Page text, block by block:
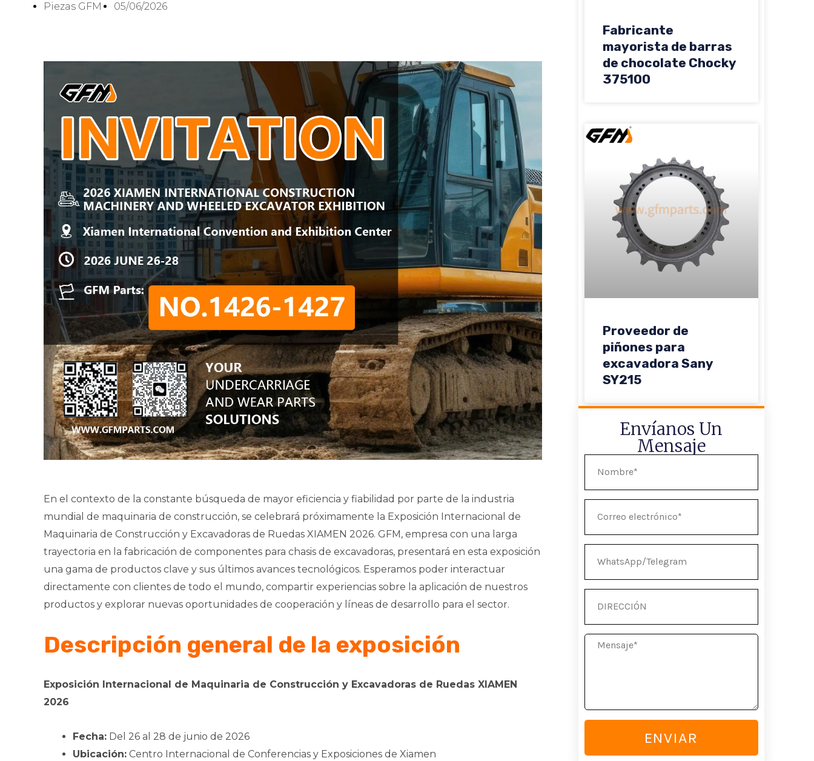
Piezas GFM 05/06/2026
En el contexto de la constante búsqueda de mayor eficiencia y fiabilidad por parte de la industria
mundial de maquinaria de construcción, se celebrará próximamente la Exposición Internacional de
Maquinaria de Construcción y Excavadoras de Ruedas XIAMEN 2026. GFM, empresa con una larga
trayectoria en la fabricación de componentes para chasis de excavadoras, presentará en esta exposición
una gama de productos clave y sus últimos avances tecnológicos. Esperamos poder interactuar
directamente con clientes de todo el mundo, compartir experiencias sobre la aplicación de nuestros
productos y explorar nuevas oportunidades de cooperación y líneas de desarrollo para el sector.
Descripción general de la exposición
Exposición Internacional de Maquinaria de Construcción y Excavadoras de Ruedas XIAMEN
2026
Fecha: Del 26 al 28 de junio de 2026
Ubicación: Centro Internacional de Conferencias y Exposiciones de Xiamen
Fabricante
mayorista de barras
de chocolate Chocky
375100
Proveedor de
piñones para
excavadora Sany
SY215
Envíanos Un
Mensaje
Mensaje
ENVIAR